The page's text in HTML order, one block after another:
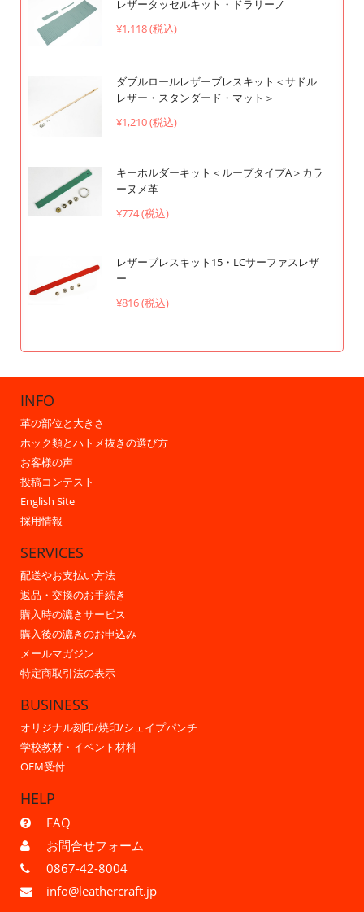
レザータッセルキット・ドラリーノ
¥1,118 (税込)
ダブルロールレザーブレスキット＜サドル
レザー・スタンダード・マット＞
¥1,210 (税込)
キーホルダーキット＜ループタイプA＞カラ
ーヌメ革
¥774 (税込)
レザーブレスキット15・LCサーファスレザ
ー
¥816 (税込)
INFO
革の部位と大きさ
ホック類とハトメ抜きの選び方
お客様の声
投稿コンテスト
English Site
採用情報
SERVICES
配送やお支払い方法
返品・交換のお手続き
購入時の漉きサービス
購入後の漉きのお申込み
メールマガジン
特定商取引法の表示
BUSINESS
オリジナル刻印/焼印/シェイプパンチ
学校教材・イベント材料
OEM受付
HELP
FAQ
お問合せフォーム
0867-42-8004
info@leathercraft.jp